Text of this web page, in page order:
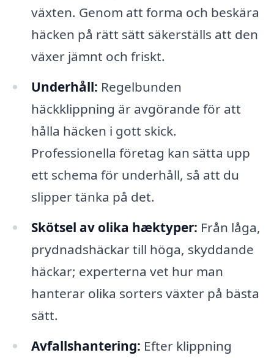
växten. Genom att forma och beskära
häcken på rätt sätt säkerställs att den
växer jämnt och friskt.
Underhåll: Regelbunden
häckklippning är avgörande för att
hålla häcken i gott skick.
Professionella företag kan sätta upp
ett schema för underhåll, så att du
slipper tänka på det.
Skötsel av olika hæktyper: Från låga,
prydnadshäckar till höga, skyddande
häckar; experterna vet hur man
hanterar olika sorters växter på bästa
sätt.
Avfallshantering: Efter klippning